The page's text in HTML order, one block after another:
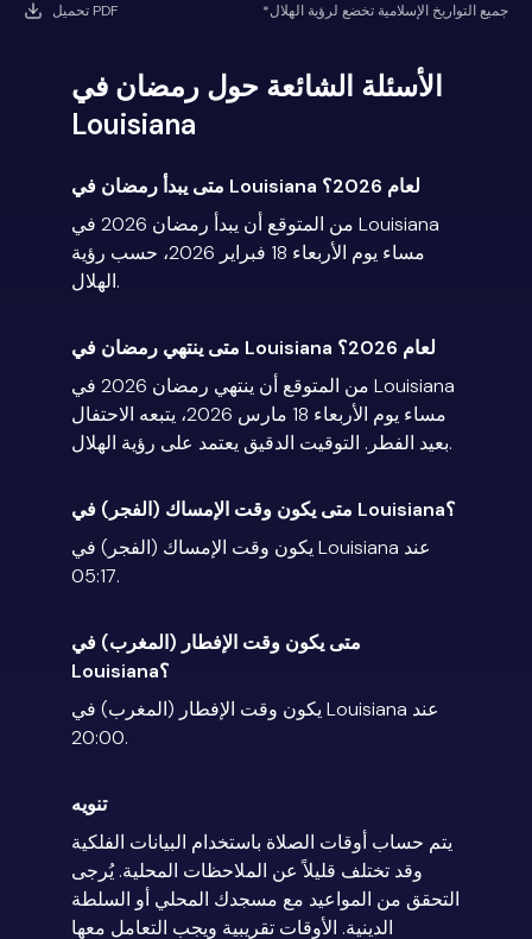
تحميل PDF *جميع التواريخ الإسلامية تخضع لرؤية الهلال
الأسئلة الشائعة حول رمضان في
Louisiana
متى يبدأ رمضان في Louisiana لعام 2026؟
من المتوقع أن يبدأ رمضان 2026 في Louisiana
مساء يوم الأربعاء 18 فبراير 2026، حسب رؤية
الهلال.
متى ينتهي رمضان في Louisiana لعام 2026؟
من المتوقع أن ينتهي رمضان 2026 في Louisiana
مساء يوم الأربعاء 18 مارس 2026، يتبعه الاحتفال
بعيد الفطر. التوقيت الدقيق يعتمد على رؤية الهلال.
متى يكون وقت الإمساك (الفجر) في Louisiana؟
يكون وقت الإمساك (الفجر) في Louisiana عند
05:17.
متى يكون وقت الإفطار (المغرب) في
Louisiana؟
يكون وقت الإفطار (المغرب) في Louisiana عند
20:00.
تنويه
يتم حساب أوقات الصلاة باستخدام البيانات الفلكية
وقد تختلف قليلاً عن الملاحظات المحلية. يُرجى
التحقق من المواعيد مع مسجدك المحلي أو السلطة
الدينية. الأوقات تقريبية ويجب التعامل معها